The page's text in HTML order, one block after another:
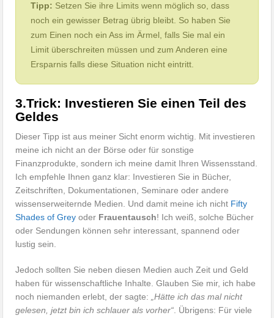
Tipp: Setzen Sie ihre Limits wenn möglich so, dass
noch ein gewisser Betrag übrig bleibt. So haben Sie
zum Einen noch ein Ass im Ärmel, falls Sie mal ein
Limit überschreiten müssen und zum Anderen eine
Ersparnis falls diese Situation nicht eintritt.
3.Trick: Investieren Sie einen Teil des
Geldes
Dieser Tipp ist aus meiner Sicht enorm wichtig. Mit investieren
meine ich nicht an der Börse oder für sonstige
Finanzprodukte, sondern ich meine damit Ihren Wissensstand.
Ich empfehle Ihnen ganz klar: Investieren Sie in Bücher,
Zeitschriften, Dokumentationen, Seminare oder andere
wissenserweiternde Medien. Und damit meine ich nicht Fifty
Shades of Grey oder Frauentausch! Ich weiß, solche Bücher
oder Sendungen können sehr interessant, spannend oder
lustig sein.
Jedoch sollten Sie neben diesen Medien auch Zeit und Geld
haben für wissenschaftliche Inhalte. Glauben Sie mir, ich habe
noch niemanden erlebt, der sagte:„Hätte ich das mal nicht
gelesen, jetzt bin ich schlauer als vorher“. Übrigens: Für viele